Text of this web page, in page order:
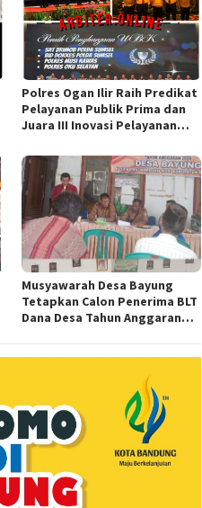
Polres Ogan Ilir Raih Predikat
Pelayanan Publik Prima dan
Juara III Inovasi Pelayanan
Musyawarah Desa Bayung
Tetapkan Calon Penerima BLT
Dana Desa Tahun Anggaran